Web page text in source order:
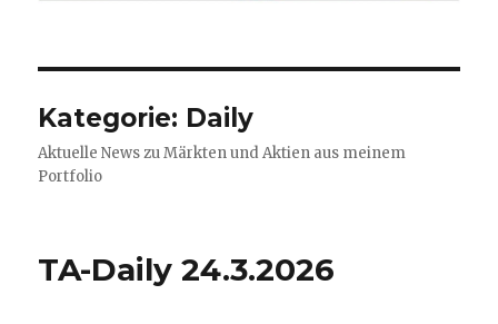
Kategorie: Daily
Aktuelle News zu Märkten und Aktien aus meinem
Portfolio
TA-Daily 24.3.2026